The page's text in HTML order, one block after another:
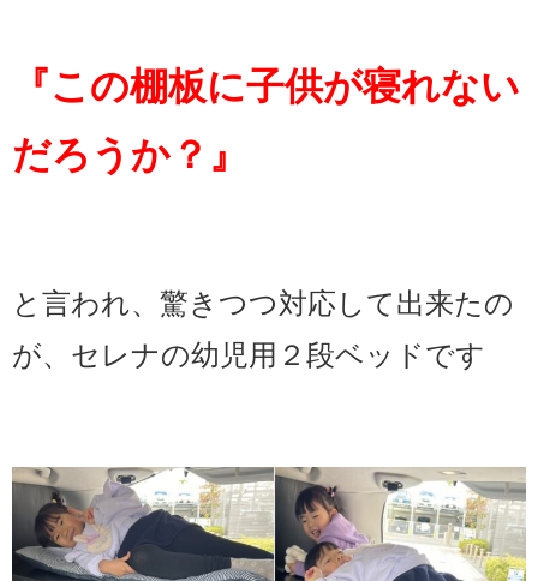
『この棚板に子供が寝れない
だろうか？』
と言われ、驚きつつ対応して出来たの
が、セレナの幼児用２段ベッドです